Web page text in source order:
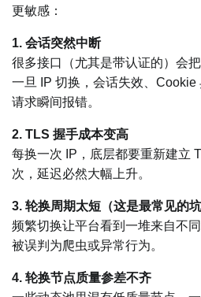
更敏感：
1. 会话突然中断
很多接口（尤其是带认证的）会
一旦 IP 切换，会话失效、Cookie
请求瞬间报错。
2. TLS 握手成本变高
每换一次 IP，底层都要重新建立
次，延迟必然大幅上升。
3. 轮换周期太短（这是最常见的坑
频繁切换让平台看到一堆来自不
被误判为爬虫或异常行为。
4. 轮换节点质量参差不齐